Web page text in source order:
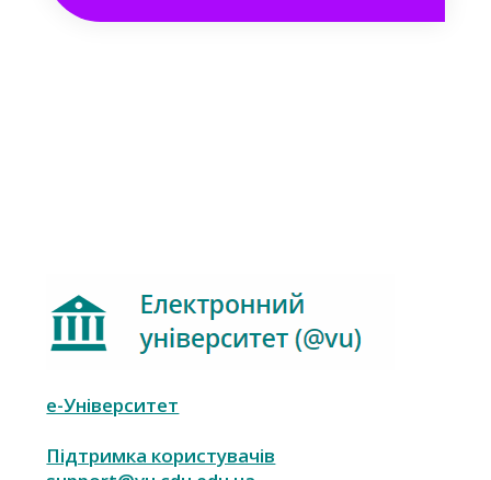
е-Університет
Підтримка користувачів